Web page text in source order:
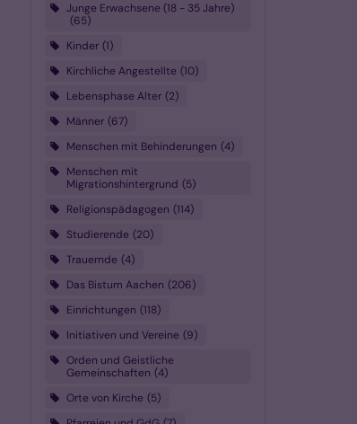
Junge Erwachsene (18 - 35 Jahre)
65
Kinder 1
Kirchliche Angestellte 10
Lebensphase Alter 2
Männer 67
Menschen mit Behinderungen 4
Menschen mit
Migrationshintergrund 5
Religionspädagogen 114
Studierende 20
Trauernde 4
Das Bistum Aachen 206
Einrichtungen 118
Initiativen und Vereine 9
Orden und Geistliche
Gemeinschaften 4
Orte von Kirche 5